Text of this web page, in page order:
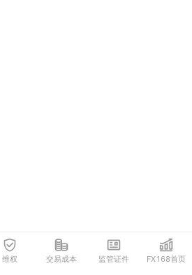
维权 交易成本 监管证件 FX168首页